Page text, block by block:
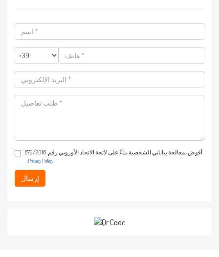
*
هاتف
*
الإلكتروني
*طلب
أفوض بمعالجة بياناتي الشخصية بناءً على لائحة الاتحاد الأوروبي رقم. 679/2016
- Privacy Policy
إرسال